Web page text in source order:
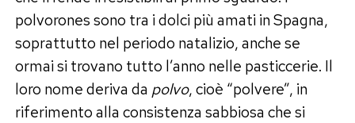
polvorones sono tra i dolci più amati in Spagna,
soprattutto nel periodo natalizio, anche se
ormai si trovano tutto l’anno nelle pasticcerie. Il
loro nome deriva da polvo, cioè “polvere”, in
riferimento alla consistenza sabbiosa che si